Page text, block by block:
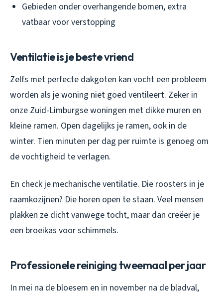
Gebieden onder overhangende bomen, extra
vatbaar voor verstopping
Ventilatie is je beste vriend
Zelfs met perfecte dakgoten kan vocht een probleem
worden als je woning niet goed ventileert. Zeker in
onze Zuid-Limburgse woningen met dikke muren en
kleine ramen. Open dagelijks je ramen, ook in de
winter. Tien minuten per dag per ruimte is genoeg om
de vochtigheid te verlagen.
En check je mechanische ventilatie. Die roosters in je
raamkozijnen? Die horen open te staan. Veel mensen
plakken ze dicht vanwege tocht, maar dan creëer je
een broeikas voor schimmels.
Professionele reiniging tweemaal per jaar
In mei na de bloesem en in november na de bladval,